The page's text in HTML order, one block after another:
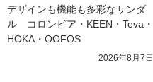
デザインも機能も多彩なサンダ
ル　コロンビア・KEEN・Teva・
HOKA・OOFOS
2026年8月7日